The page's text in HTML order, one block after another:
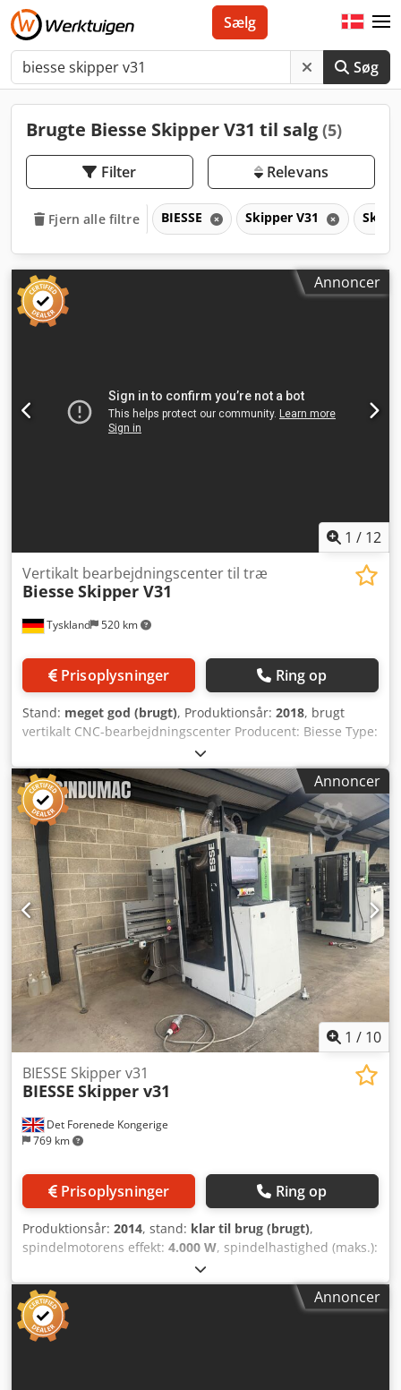
Søg
Sælg
Brugte Biesse Skipper V31 til salg (5)
Filter Relevans
Fjern alle filtre BIESSE Skipper V31
Annoncer
1 / 12
Tyskland 520 km
Vertikalt bearbejdningscenter til træ
Biesse Skipper V31
Prisoplysninger Ring op
Stand: meget god (brugt), Produktionsår: 2018, brugt
vertikalt CNC-bearbejdningscenter Producent: Biesse Type:
Skipper V31 Byggeår: 2018 automatisk positionering af
spændetang forpositionering og nulpunktgenkendelse ved
hjælp af fotocelle arbejdsbord med luftpuder trykruller og
vertikal trykanordning valgfrit: tilførsels- og
aflæsningsanordninger arbejdsområde X 200 – 3200 mm
arbejdsområde Y 70 – 900 mm arbejdsområde Z 10 – 00
mm arbejdsenhed BH17 med: -borehoveder, vertikale, 10
stk. -borehoveder, horisontale i X-retningen, 4 stk. -
borehoveder, horisontale i Y-retningen, 2 stk. -rundsav 120
mm, i X-retningen Dksdpfszl Aqaox Apbjr -fræsehoved 4,5
kW emnespændesystem styring/software Biesse Works
Levering omfatter udelukkende alle afbildede værktøjer og
HSK-patroner!
Annoncer
1 / 10
Det Forenede Kongerige
769 km
BIESSE Skipper v31
BIESSE Skipper v31
Prisoplysninger Ring op
Produktionsår: 2014, stand: klar til brug (brugt),
spindelmotorens effekt: 4.000 W, spindelhastighed (maks.):
, Denne 3-aksede BIESSE
Skipper v31 blev produceret i 2014. Den er udstyret med
en kraftfuld 12 kW motor og en hovedspindelhastighed på
15.000 omdr./min. Maskinen har 16 borede spindler (6
horisontale og 10 vertikale) samt et notstål, hvilket gør den
Annoncer